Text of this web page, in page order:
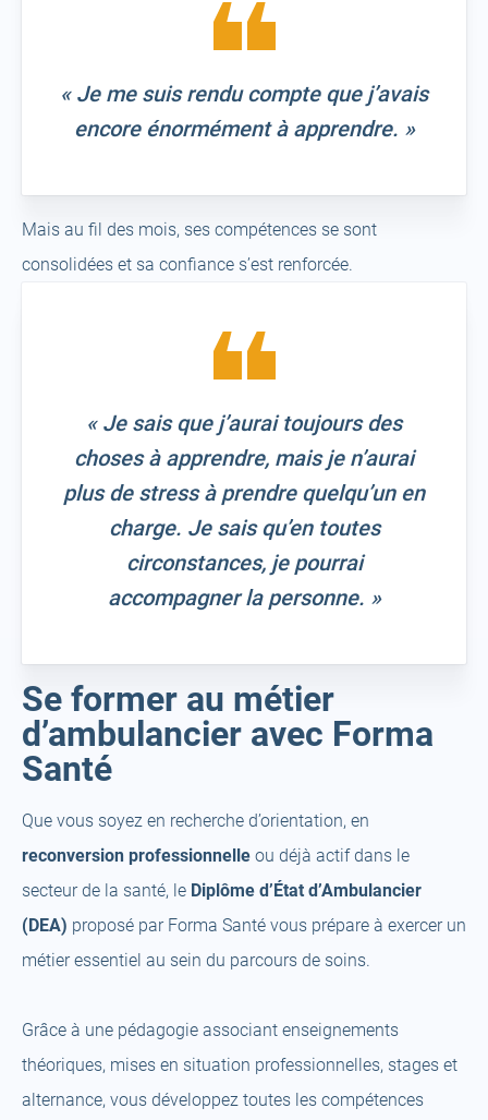
« Je me suis rendu compte que j’avais
encore énormément à apprendre. »
Mais au fil des mois, ses compétences se sont
consolidées et sa confiance s’est renforcée.
« Je sais que j’aurai toujours des
choses à apprendre, mais je n’aurai
plus de stress à prendre quelqu’un en
charge. Je sais qu’en toutes
circonstances, je pourrai
accompagner la personne. »
Se former au métier
d’ambulancier avec Forma
Santé
Que vous soyez en recherche d’orientation, en
reconversion professionnelle ou déjà actif dans le
secteur de la santé, le Diplôme d’État d’Ambulancier
(DEA) proposé par Forma Santé vous prépare à exercer un
métier essentiel au sein du parcours de soins.
Grâce à une pédagogie associant enseignements
théoriques, mises en situation professionnelles, stages et
alternance, vous développez toutes les compétences